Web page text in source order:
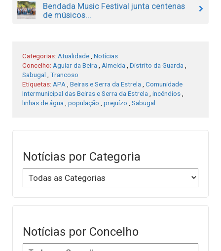
Bendada Music Festival junta centenas
de músicos...
Categorias: Atualidade Notícias
Concelho: Aguiar da Beira Almeida Distrito da Guarda
Sabugal
Trancoso
Etiquetas: APA Beiras e Serra da Estrela
Comunidade
Intermunicipal das Beiras e Serra da Estrela
incêndios
linhas de água
população prejuízo Sabugal
Notícias por Categoria
Notícias por Concelho